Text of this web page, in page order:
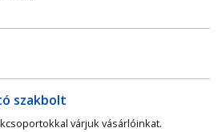
szakbolt
várjuk vásárlóinkat.